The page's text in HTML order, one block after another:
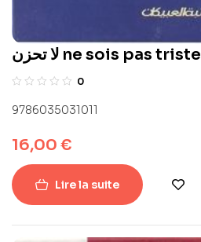
لا تحزن ne sois pas triste
0
9786035031011
16,00 €
Lire la suite